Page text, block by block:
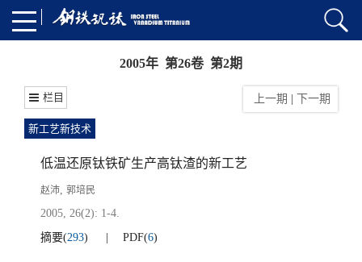
2005年 第26卷 第2期
栏目 上一期 下一期
新工艺新技术
低温还原钛铁矿生产高钛渣的新工艺
赵沛, 郭培民
2005, 26(2): 1-4.
摘要(293) PDF(6)